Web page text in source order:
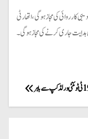
کی مجاز ہو گی، اتھارٹی
ہدایت جاری کرنے کی مجاز ہوگی۔